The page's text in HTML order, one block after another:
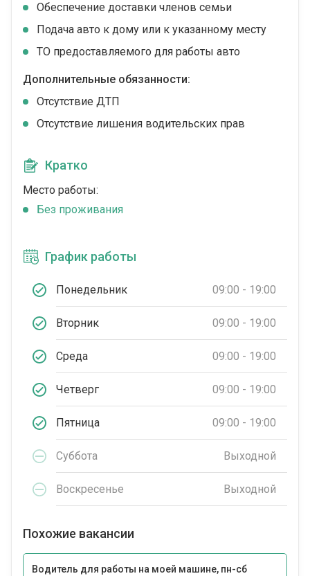
Обеспечение доставки членов семьи
Подача авто к дому или к указанному месту
ТО предоставляемого для работы авто
Дополнительные обязанности:
Отсутствие ДТП
Отсутствие лишения водительских прав
Кратко
Место работы:
Без проживания
График работы
Понедельник 09:00 - 19:00
Вторник 09:00 - 19:00
Среда 09:00 - 19:00
Четверг 09:00 - 19:00
Пятница 09:00 - 19:00
Суббота Выходной
Воскресенье Выходной
Похожие вакансии
Водитель для работы на моей машине, пн-сб